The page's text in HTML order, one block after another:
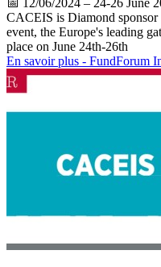
📅 12/06/2024 – 24-26 June
CACEIS is Diamond
event, the Europe's leading
place on June 24th-26th
En savoir plus - FundForum